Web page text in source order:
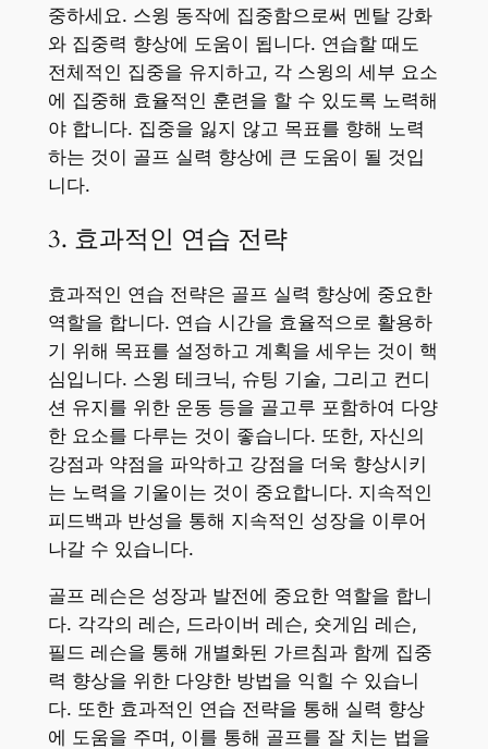
중하세요. 스윙 동작에 집중함으로써 멘탈 강화
와 집중력 향상에 도움이 됩니다. 연습할 때도
전체적인 집중을 유지하고, 각 스윙의 세부 요소
에 집중해 효율적인 훈련을 할 수 있도록 노력해
야 합니다. 집중을 잃지 않고 목표를 향해 노력
하는 것이 골프 실력 향상에 큰 도움이 될 것입
니다.
3. 효과적인 연습 전략
효과적인 연습 전략은 골프 실력 향상에 중요한
역할을 합니다. 연습 시간을 효율적으로 활용하
기 위해 목표를 설정하고 계획을 세우는 것이 핵
심입니다. 스윙 테크닉, 슈팅 기술, 그리고 컨디
션 유지를 위한 운동 등을 골고루 포함하여 다양
한 요소를 다루는 것이 좋습니다. 또한, 자신의
강점과 약점을 파악하고 강점을 더욱 향상시키
는 노력을 기울이는 것이 중요합니다. 지속적인
피드백과 반성을 통해 지속적인 성장을 이루어
나갈 수 있습니다.
골프 레슨은 성장과 발전에 중요한 역할을 합니
다. 각각의 레슨, 드라이버 레슨, 숏게임 레슨,
필드 레슨을 통해 개별화된 가르침과 함께 집중
력 향상을 위한 다양한 방법을 익힐 수 있습니
다. 또한 효과적인 연습 전략을 통해 실력 향상
에 도움을 주며, 이를 통해 골프를 잘 치는 법을